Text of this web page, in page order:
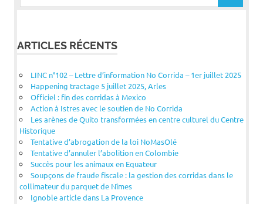
ARTICLES RÉCENTS
LINC n°102 – Lettre d’information No Corrida – 1er juillet 2025
Happening tractage 5 juillet 2025, Arles
Officiel : fin des corridas à Mexico
Action à Istres avec le soutien de No Corrida
Les arènes de Quito transformées en centre culturel du Centre
Historique
Tentative d’abrogation de la loi NoMasOlé
Tentative d’annuler l’abolition en Colombie
Succès pour les animaux en Equateur
Soupçons de fraude fiscale : la gestion des corridas dans le
collimateur du parquet de Nîmes
Ignoble article dans La Provence